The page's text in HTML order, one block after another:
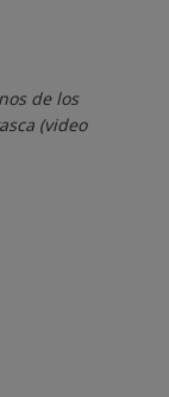
de los
(video